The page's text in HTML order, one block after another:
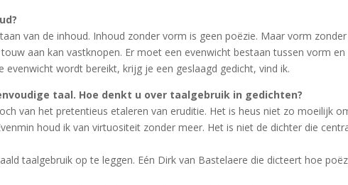
van de inhoud. Inhoud zonder vorm is geen poëzie. Maar vorm
aan kan vastknopen. Er moet een evenwicht bestaan tussen vorm
wordt bereikt, krijg je een geslaagd gedicht, vind ik.
taal. Hoe denkt u over taalgebruik in gedichten?
van het pretentieus etaleren van eruditie. Het is heus niet zo moeilijk
houd ik van virtuositeit zonder meer. Het is niet de dichter die
taalgebruik op te leggen. Eén Dirk van Bastelaere die dicteert hoe